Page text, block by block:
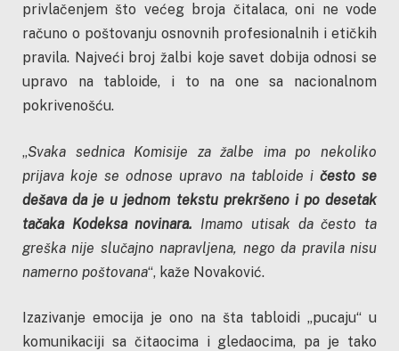
privlačenjem što većeg broja čitalaca, oni ne vode
računo o poštovanju osnovnih profesionalnih i etičkih
pravila. Najveći broj žalbi koje savet dobija odnosi se
upravo na tabloide, i to na one sa nacionalnom
pokrivenošću.
„Svaka sednica Komisije za žalbe ima po nekoliko
prijava koje se odnose upravo na tabloide ičesto se
dešava da je u jednom tekstu prekršeno i po desetak
tačaka Kodeksa novinara. Imamo utisak da često ta
greška nije slučajno napravljena, nego da pravila nisu
namerno poštovana“, kaže Novaković.
Izazivanje emocija je ono na šta tabloidi „pucaju“ u
komunikaciji sa čitaocima i gledaocima, pa je tako